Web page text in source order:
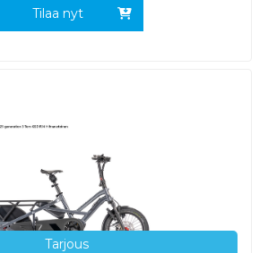
Tilaa nyt
Tarjous